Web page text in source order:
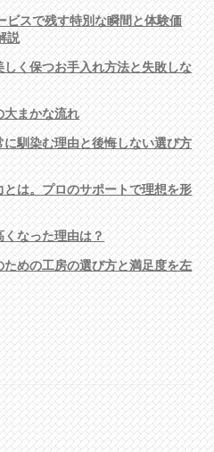
ビスで残す特別な瞬間と体験価
説
く保つお手入れ方法と失敗しな
大まかな流れ
馴染む理由と後悔しない選び方
は。プロのサポートで理想を形
なった理由は？
めの工房の選び方と満足度を左